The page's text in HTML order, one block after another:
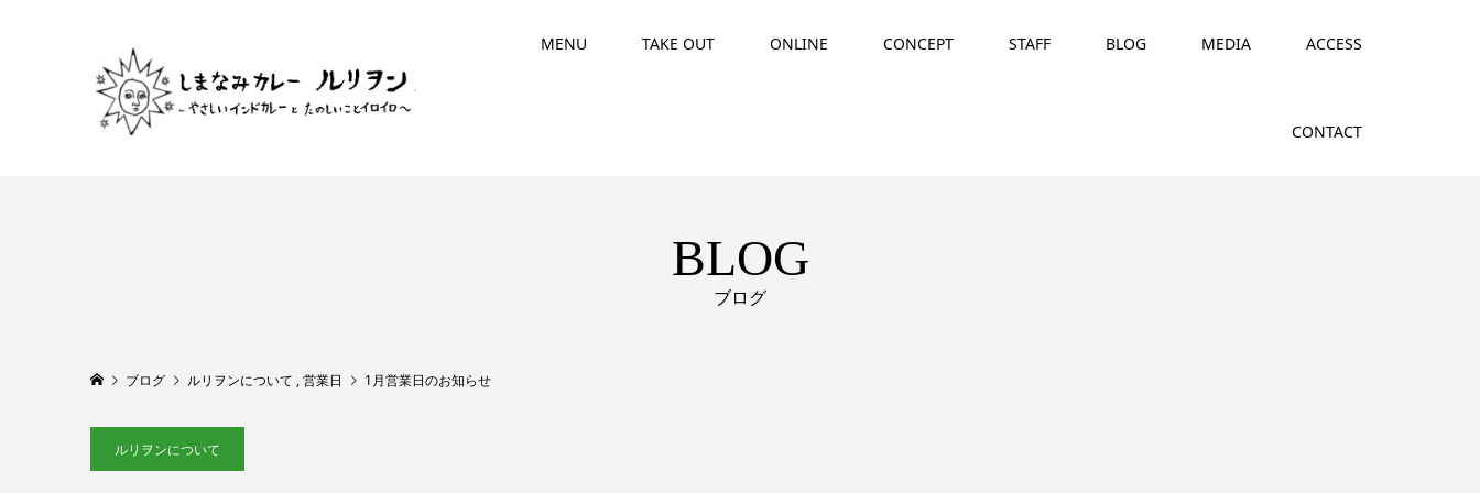
MENU TAKE OUT ONLINE CONCEPT STAFF BLOG MEDIA ACCESS
CONTACT
BLOG
ブログ
ブログ ルリヲンについて ,営業日 1月営業日のお知らせ
ルリヲンについて